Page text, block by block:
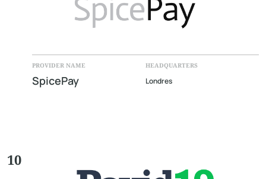
PROVIDER NAME
SpicePay
HEADQUARTERS
Londres
10